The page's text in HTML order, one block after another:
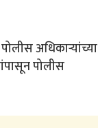
अधिकाऱ्यांच्या
पोलीस